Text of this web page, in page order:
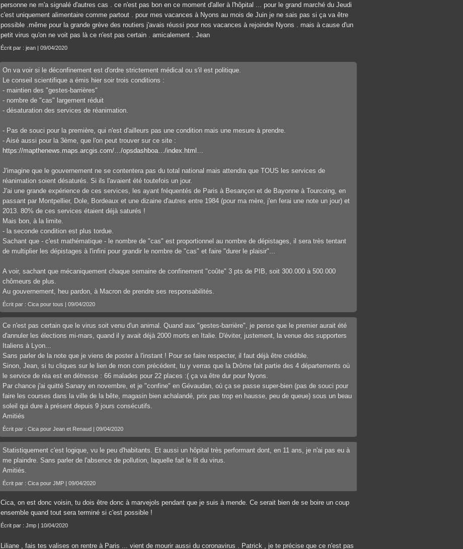
personne ne m'a signalé d'autres cas . ce n'est pas bon en ce moment d'aller à l'hôpital ... pour le grand marché du Jeudi
c'est uniquement alimentaire comme partout . pour mes vacances à Nyons au mois de Juin je ne sais pas si ça va être
possible .même pour la grande grève des routiers j'avais réussi pour nos vacances à rejoindre Nyons . mais à cause d'un
petit virus qu'on ne voit pas là ce n'est pas certain . amicalement . Jean
Écrit par : jean | 09/04/2020
On va voir si le déconfinement est d'ordre strictement médical ou s'il est politique.
Le conseil scientifique a émis hier soir trois conditions :
- maintien des "gestes-barrières"
- nombre de "cas" largement réduit
- désaturation des services de réanimation.
- Pas de souci pour la première, qui n'est d'ailleurs pas une condition mais une mesure à prendre.
- Aisé aussi pour la 3ème, que l'on peut trouver sur ce site :
https://mapthenews.maps.arcgis.com/…/opsdashboa…/index.html…
J'imagine que le gouvernement ne se contentera pas du total national mais attendra que TOUS les services de
réanimation soient désaturés. Si ils l'avaient été toutefois un jour.
J'ai une grande expérience de ces services, les ayant fréquentés de Paris à Besançon et de Bayonne à Tourcoing, en
passant par Montpellier, Dole, Bordeaux et une dizaine d'autres entre 1984 (pour ma mère, j'en ferai une note un jour) et
2013. 80% de ces services étaient déjà saturés !
Mais bon, à la limite.
- la seconde condition est plus tordue.
Sachant que - c'est mathématique - le nombre de "cas" est proportionnel au nombre de dépistages, il sera très tentant
de multiplier les dépistages à l'infini pour grandir le nombre de "cas" et faire "durer le plaisir"...
A voir, sachant que mécaniquement chaque semaine de confinement "coûte" 3 pts de PIB, soit 300.000 à 500.000
chômeurs de plus.
Au gouvernement, heu pardon, à Macron de prendre ses responsabilités.
Écrit par : Cica pour tous | 09/04/2020
Ce n'est pas certain que le virus soit venu d'un animal. Quand aux "gestes-barrière", je pense que le premier aurait été
d'annuler les élections mi-mars, quand il y avait déjà 2000 morts en Italie. D'éviter, justement, la venue des supporters
Italiens à Lyon...
Sans parler de la note que je viens de poster à l'instant ! Pour se faire respecter, il faut déjà être crédible.
Sinon, Jean, si tu cliques sur le lien de mon com précédent, tu y verras que la Drôme fait partie des 4 départements où
le service de réa est en détresse : 66 malades pour 22 places :( ça va être dur pour Nyons.
Par chance j'ai quitté Sanary en novembre, et je "confine" en Gévaudan, où ça se passe super-bien (pas de souci pour
faire les courses dans la ville de la bête, magasin bien achalandé, prix pas trop en hausse, peu de queue) sous un beau
soleil qui dure à présent depuis 9 jours consécutifs.
Amitiés
Écrit par : Cica pour Jean et Renaud | 09/04/2020
Statistiquement c'est logique, vu le peu d'habitants. Et aussi un hôpital très performant dont, en 11 ans, je n'ai pas eu à
me plaindre. Sans parler de l'absence de pollution, laquelle fait le lit du virus.
Amitiés.
Écrit par : Cica pour JMP | 09/04/2020
Cica, on est donc voisin, tu dois être donc à marvejols pendant que je suis à mende. Ce serait bien de se boire un coup
ensemble quand tout sera terminé si c'est possible !
Écrit par : Jmp | 10/04/2020
Liliane , fais tes valises on rentre à Paris ... vient de mourir aussi du coronavirus . Patrick , je te précise que ce n'est pas